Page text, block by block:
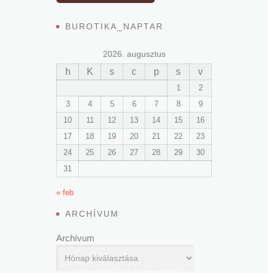
BUROTIKA_NAPTAR
2026. augusztus
h K s c p s v
1
2
3
4 5 6 7 8
9
10
11 12 13 14 15
16
17
18 19 20 21 22
23
24
25 26 27 28 29
30
31
« feb
ARCHÍVUM
Archívum